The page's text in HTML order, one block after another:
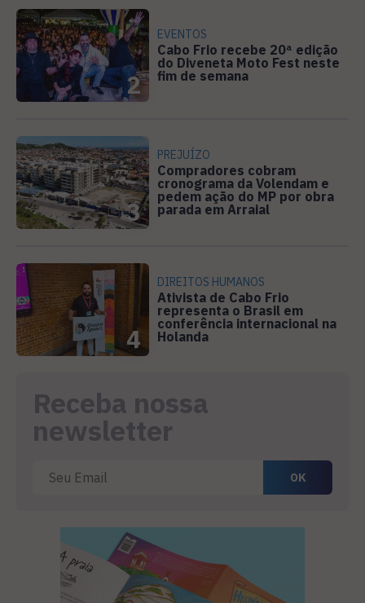
2
EVENTOS
Cabo Frio recebe 20ª edição
do Diveneta Moto Fest neste
fim de semana
3
PREJUÍZO
Compradores cobram
cronograma da Volendam e
pedem ação do MP por obra
parada em Arraial
4
DIREITOS HUMANOS
Ativista de Cabo Frio
representa o Brasil em
conferência internacional na
Holanda
Receba nossa
newsletter